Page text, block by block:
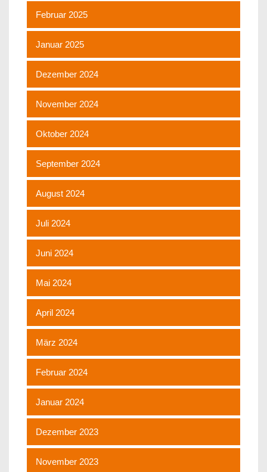
Februar 2025
Januar 2025
Dezember 2024
November 2024
Oktober 2024
September 2024
August 2024
Juli 2024
Juni 2024
Mai 2024
April 2024
März 2024
Februar 2024
Januar 2024
Dezember 2023
November 2023